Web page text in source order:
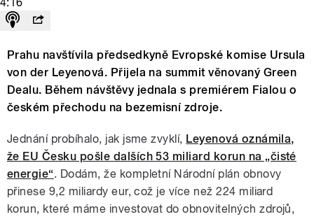
Prahu navštívila předsedkyně Evropské komise Ursula
von der Leyenová. Přijela na summit věnovaný Green
Dealu. Během návštěvy jednala s premiérem Fialou o
českém přechodu na bezemisní zdroje.
Jednání probíhalo, jak jsme zvyklí, Leyenová oznámila,
že EU Česku pošle dalších 53 miliard korun na „čisté
energie“. Dodám, že kompletní Národní plán obnovy
přinese 9,2 miliardy eur, což je více než 224 miliard
korun, které máme investovat do obnovitelných zdrojů,